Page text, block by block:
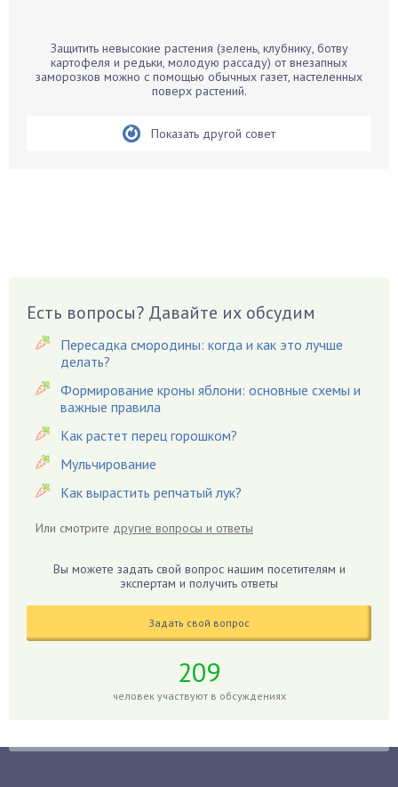
Бархатцы
Бегония
Вешенки
Виноград
Вредители
Гардения
Гацания
Гвоздики
Георгины
Гиацинт
Гладиолусы
Гранат
Защитить невысокие растения (зелень, клубнику, ботву
картофеля и редьки, молодую рассаду) от внезапных
заморозков можно с помощью обычных газет, настеленных
поверх растений.
Показать другой совет
Есть вопросы? Давайте их обсудим
Пересадка смородины: когда и как это лучше
делать?
Формирование кроны яблони: основные схемы и
важные правила
Как растет перец горошком?
Мульчирование
Как вырастить репчатый лук?
Или смотрите другие вопросы и ответы
Вы можете задать свой вопрос нашим посетителям и
экспертам и получить ответы
Задать свой вопрос
209
человек участвуют в обсуждениях